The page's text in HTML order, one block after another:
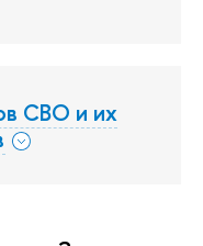
СВО и их